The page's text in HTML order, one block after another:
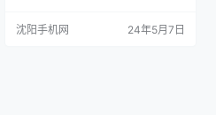
站更新！ www.024hh.com 微信公
沈阳手机网 24年5月7日